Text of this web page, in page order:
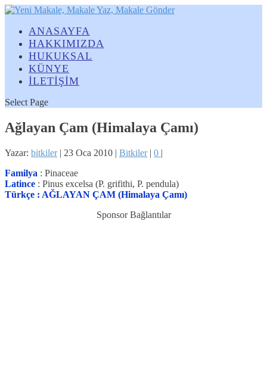
ANASAYFA
HAKKIMIZDA
HUKUKSAL
KÜNYE
İLETİŞİM
Select Page
Ağlayan Çam (Himalaya Çamı)
Yazar: bitkiler| 23 Oca 2010 | Bitkiler| 0 |
Familya : Pinaceae
Latince : Pinus excelsa (P. grifithi, P. pendula)
Türkçe : AĞLAYAN ÇAM (Himalaya Çamı)
Sponsor Bağlantılar